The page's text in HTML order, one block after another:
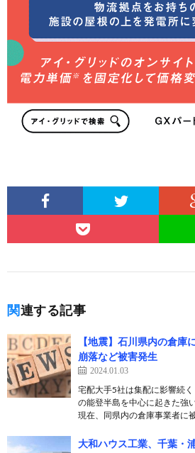
関連する記事
【地震】石川県内の倉庫
崩落など被害発生
2024.01.03
宅配大手5社は集配に影響続
の能登半島を中心に起きた強
現在、同県内の倉庫事業者に
大和ハウス工業、千葉・